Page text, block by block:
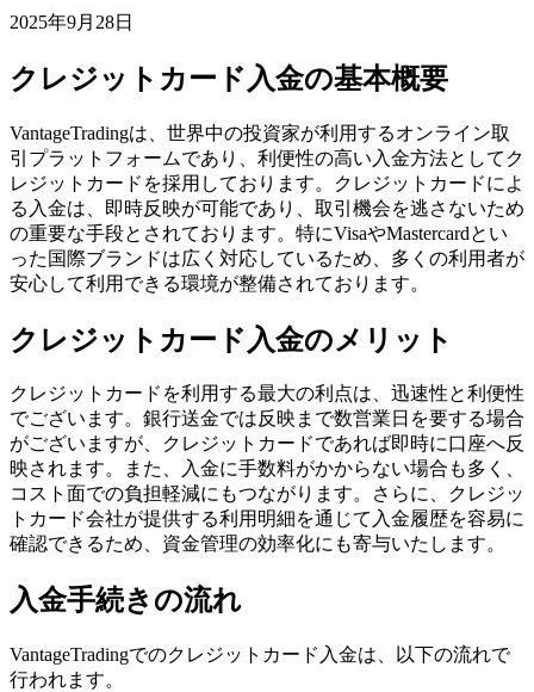
2025年9月28日
クレジットカード入金の基本概要
VantageTradingは、世界中の投資家が利用するオンライン取
引プラットフォームであり、利便性の高い入金方法としてク
レジットカードを採用しております。クレジットカードによ
る入金は、即時反映が可能であり、取引機会を逃さないため
の重要な手段とされております。特にVisaやMastercardとい
った国際ブランドは広く対応しているため、多くの利用者が
安心して利用できる環境が整備されております。
クレジットカード入金のメリット
クレジットカードを利用する最大の利点は、迅速性と利便性
でございます。銀行送金では反映まで数営業日を要する場合
がございますが、クレジットカードであれば即時に口座へ反
映されます。また、入金に手数料がかからない場合も多く、
コスト面での負担軽減にもつながります。さらに、クレジッ
トカード会社が提供する利用明細を通じて入金履歴を容易に
確認できるため、資金管理の効率化にも寄与いたします。
入金手続きの流れ
VantageTradingでのクレジットカード入金は、以下の流れで
行われます。